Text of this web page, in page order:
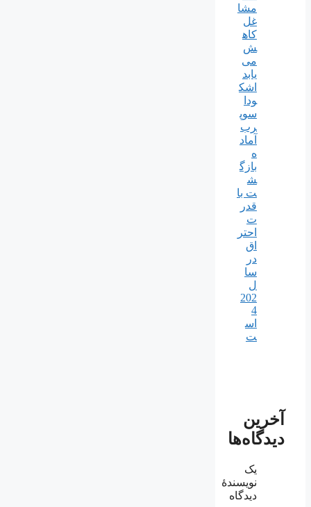
مشا
غل
کاه
ش
می
یابد
اشک
ودا
سوپ
رب
آماد
ه
بازگ
ش
ت با
قدر
ت
احتر
اق
در
سا
ل
202
4
اس
ت
آخرین
دیدگاه‌ها
یک
نویسندهٔ
دیدگاه